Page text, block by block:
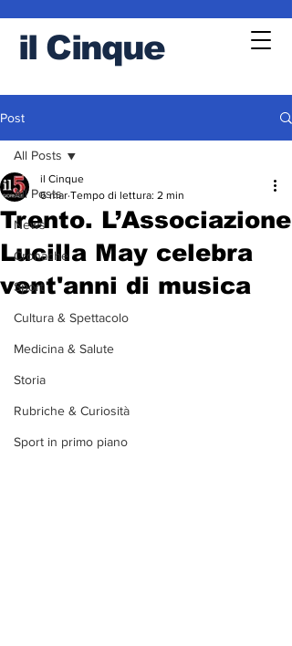
il Cinque
Post
All Posts
News
Cronache
Sport
Cultura & Spettacolo
Medicina & Salute
Storia
Rubriche & Curiosità
Sport in primo piano
All Posts
Trento. L’Associazione
Lucilla May celebra
vent'anni di musica
il Cinque
6 mar Tempo di lettura: 2 min